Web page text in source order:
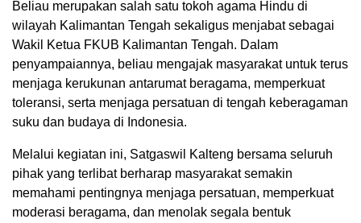
Beliau merupakan salah satu tokoh agama Hindu di
wilayah Kalimantan Tengah sekaligus menjabat sebagai
Wakil Ketua FKUB Kalimantan Tengah. Dalam
penyampaiannya, beliau mengajak masyarakat untuk terus
menjaga kerukunan antarumat beragama, memperkuat
toleransi, serta menjaga persatuan di tengah keberagaman
suku dan budaya di Indonesia.
Melalui kegiatan ini, Satgaswil Kalteng bersama seluruh
pihak yang terlibat berharap masyarakat semakin
memahami pentingnya menjaga persatuan, memperkuat
moderasi beragama, dan menolak segala bentuk